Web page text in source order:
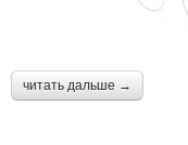
читать дальше →